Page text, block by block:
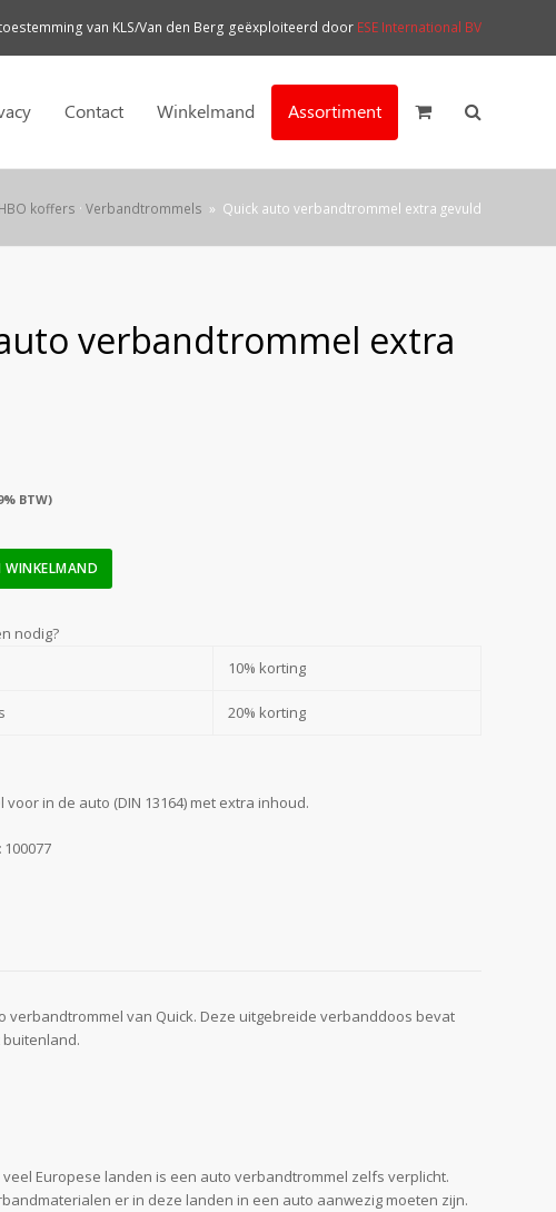
van KLS/Van den Berg geëxploiteerd door ESE International BV
Contact Winkelmand Assortiment
koffers · Verbandtrommels » Quick auto verbandtrommel extra gevuld
verbandtrommel extra
BTW)
WINKELMAND
nodig?
10% korting
20% korting
in de auto (DIN 13164) met extra inhoud.
100077
van Quick. Deze uitgebreide verbanddoos bevat
Europese landen is een auto verbandtrommel zelfs verplicht.
er in deze landen in een auto aanwezig moeten zijn.